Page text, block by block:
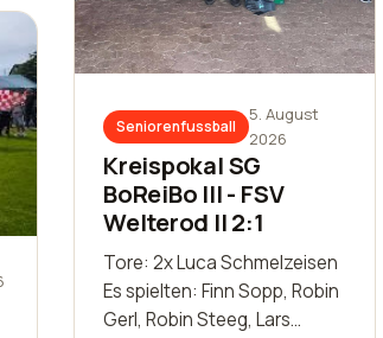
Seniorenfussball
5. August
2026
Kreispokal SG
BoReiBo III - FSV
Welterod II 2:1
Tore: 2x Luca Schmelzeisen
Es spielten: Finn Sopp, Robin
Gerl, Robin Steeg, Lars